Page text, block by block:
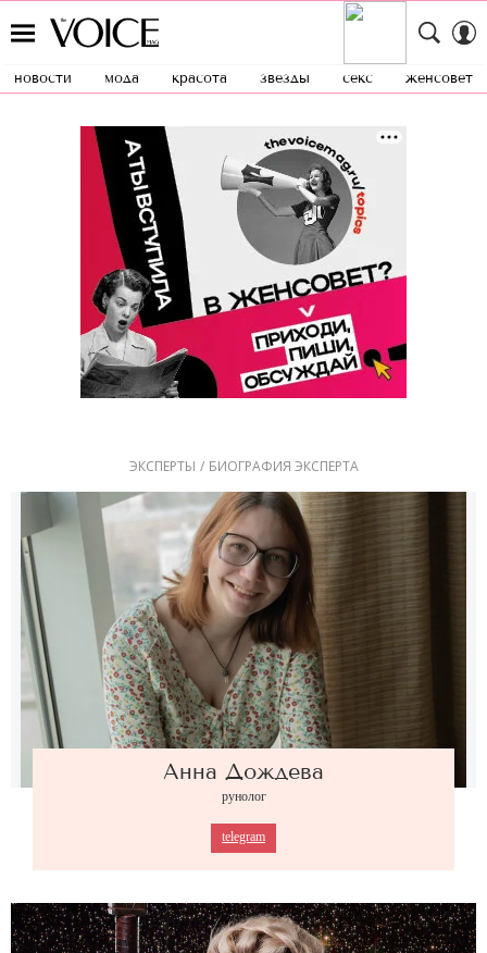
новости мода красота звезды секс женсовет
ЭКСПЕРТЫ БИОГРАФИЯ ЭКСПЕРТА
Анна Дождева
рунолог
telegram